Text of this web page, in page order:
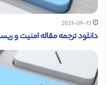
2021-09-15
دانلود ترجمه مقاله امنیت و